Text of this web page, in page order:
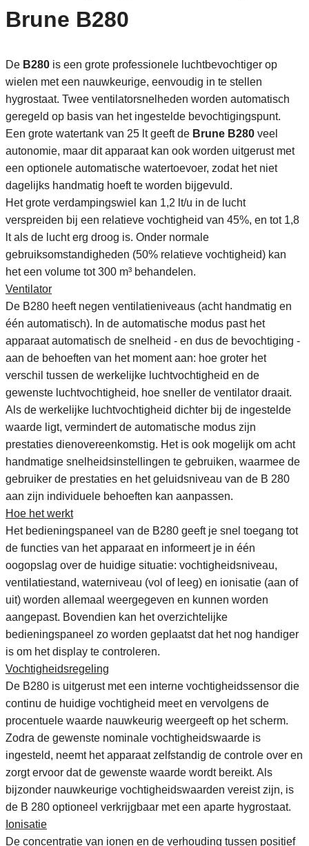
Brune B280
De B280 is een grote professionele luchtbevochtiger op
wielen met een nauwkeurige, eenvoudig in te stellen
hygrostaat. Twee ventilatorsnelheden worden automatisch
geregeld op basis van het ingestelde bevochtigingspunt.
Een grote watertank van 25 lt geeft de Brune B280 veel
autonomie, maar dit apparaat kan ook worden uitgerust met
een optionele automatische watertoevoer, zodat het niet
dagelijks handmatig hoeft te worden bijgevuld.
Het grote verdampingswiel kan 1,2 lt/u in de lucht
verspreiden bij een relatieve vochtigheid van 45%, en tot 1,8
lt als de lucht erg droog is. Onder normale
gebruiksomstandigheden (50% relatieve vochtigheid) kan
het een volume tot 300 m³ behandelen.
Ventilator
De B280 heeft negen ventilatieniveaus (acht handmatig en
één automatisch). In de automatische modus past het
apparaat automatisch de snelheid - en dus de bevochtiging -
aan de behoeften van het moment aan: hoe groter het
verschil tussen de werkelijke luchtvochtigheid en de
gewenste luchtvochtigheid, hoe sneller de ventilator draait.
Als de werkelijke luchtvochtigheid dichter bij de ingestelde
waarde ligt, vermindert de automatische modus zijn
prestaties dienovereenkomstig. Het is ook mogelijk om acht
handmatige snelheidsinstellingen te gebruiken, waarmee de
gebruiker de prestaties en het geluidsniveau van de B 280
aan zijn individuele behoeften kan aanpassen.
Hoe het werkt
Het bedieningspaneel van de B280 geeft je snel toegang tot
de functies van het apparaat en informeert je in één
oogopslag over de huidige situatie: vochtigheidsniveau,
ventilatiestand, waterniveau (vol of leeg) en ionisatie (aan of
uit) worden allemaal weergegeven en kunnen worden
aangepast. Bovendien kan het overzichtelijke
bedieningspaneel zo worden geplaatst dat het nog handiger
is om het display te controleren.
Vochtigheidsregeling
De B280 is uitgerust met een interne vochtigheidssensor die
continu de huidige vochtigheid meet en vervolgens de
procentuele waarde nauwkeurig weergeeft op het scherm.
Zodra de gewenste nominale vochtigheidswaarde is
ingesteld, neemt het apparaat zelfstandig de controle over en
zorgt ervoor dat de gewenste waarde wordt bereikt. Als
bijzonder nauwkeurige vochtigheidswaarden vereist zijn, is
de B 280 optioneel verkrijgbaar met een aparte hygrostaat.
Ionisatie
De concentratie van ionen en de verhouding tussen positief